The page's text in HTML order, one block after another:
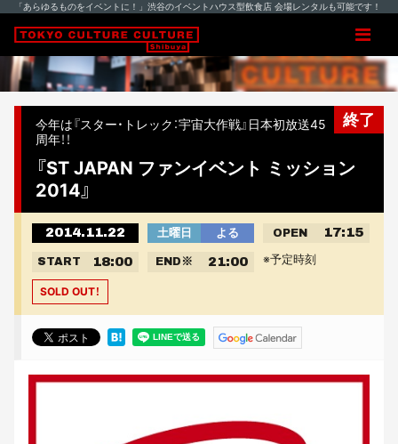
「あらゆるものをイベントに！」渋谷のイベントハウス型飲食店 会場レンタルも可能です！
終了
今年は『スター・トレック：宇宙大作戦』日本初放送45
周年！！
『ST JAPAN ファンイベント ミッション
2014』
2014.11.22 土曜日 よる OPEN 17:15
START 18:00 END ※ 21:00 ※予定時刻
SOLD OUT！